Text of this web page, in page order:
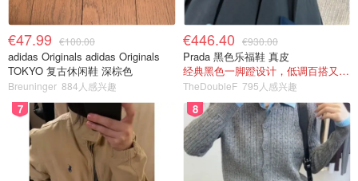
€47.99 €100.00
adidas Originals adidas Originals
TOKYO 复古休闲鞋 深棕色
Breuninger 884人感兴趣
€446.40 €930.00
Prada 黑色乐福鞋 真皮
经典黑色一脚蹬设计，低调百搭又高级
TheDoubleF 795人感兴趣
7 8